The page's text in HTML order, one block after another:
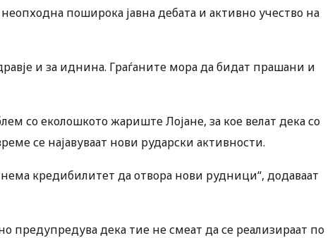
поширока јавна дебата и активно учество на
и за иднина. Граѓаните мора да бидат прашани и
со еколошкото жариште Лојане, за кое велат дека со
се најавуваат нови рударски активности.
кредибилитет да отвора нови рудници“, додаваат
предупредува дека тие не смеат да се реализираат по